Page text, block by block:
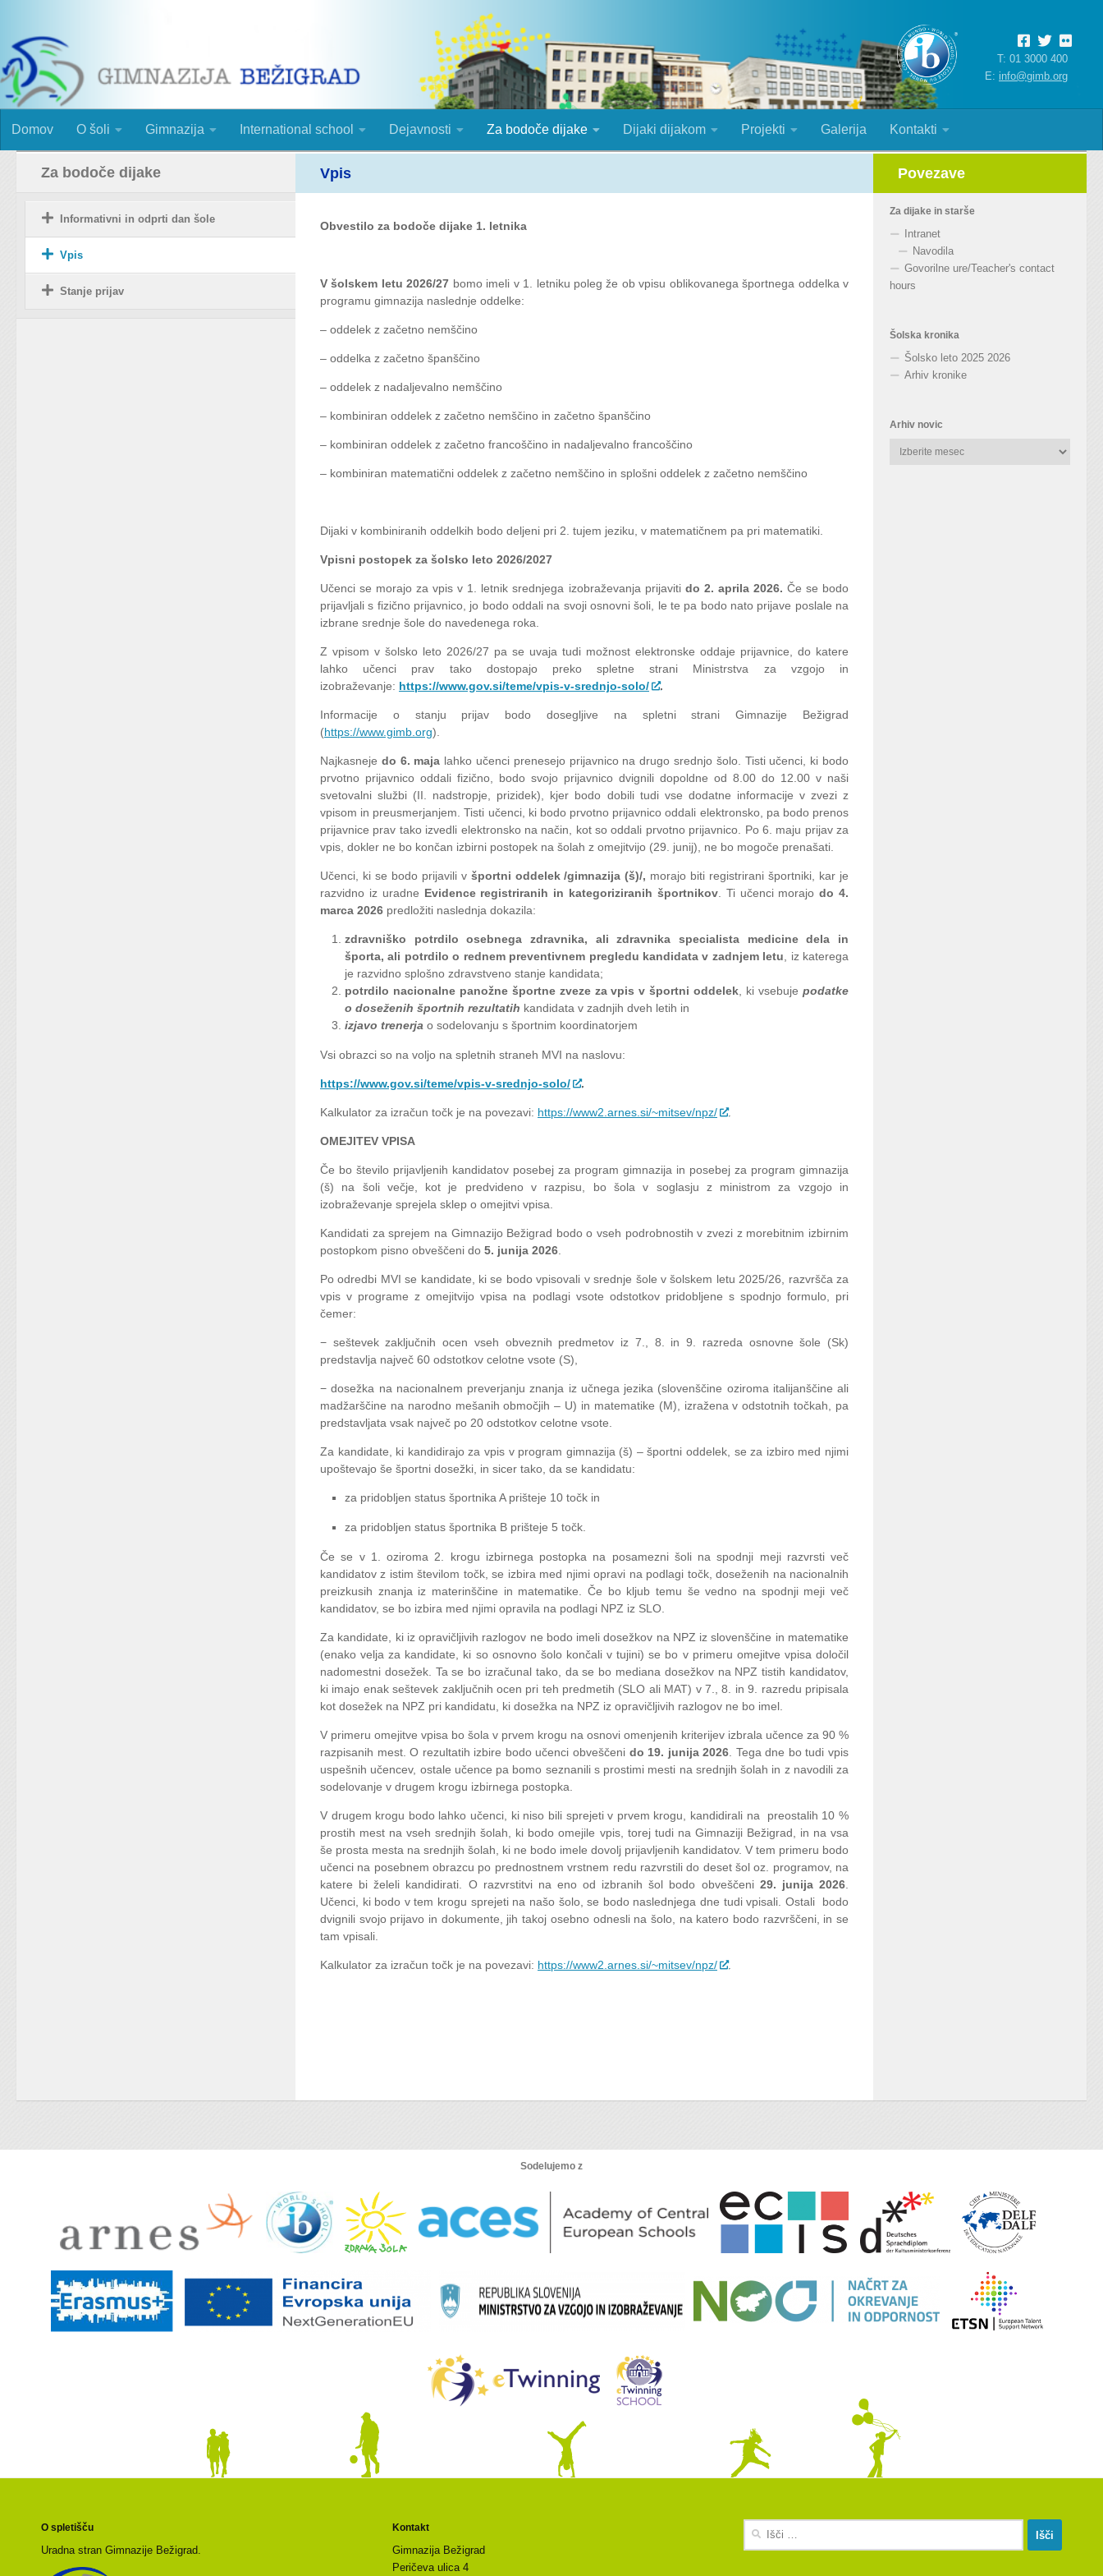
T: 01 3000 400
E: info@gimb.org
Domov O šoli Gimnazija International school Dejavnosti Za bodoče dijake Dijaki dijakom Projekti Galerija Kontakti
Vpis
Obvestilo za bodoče dijake 1. letnika
V šolskem letu 2026/27 bomo imeli v 1. letniku poleg že ob vpisu oblikovanega športnega oddelka v
programu gimnazija naslednje oddelke:
– oddelek z začetno nemščino
– oddelka z začetno španščino
– oddelek z nadaljevalno nemščino
– kombiniran oddelek z začetno nemščino in začetno španščino
– kombiniran oddelek z začetno francoščino in nadaljevalno francoščino
– kombiniran matematični oddelek z začetno nemščino in splošni oddelek z začetno nemščino
Dijaki v kombiniranih oddelkih bodo deljeni pri 2. tujem jeziku, v matematičnem pa pri matematiki.
Vpisni postopek za šolsko leto 2026/2027
Učenci se morajo za vpis v 1. letnik srednjega izobraževanja prijaviti do 2. aprila 2026. Če se bodo
prijavljali s fizično prijavnico, jo bodo oddali na svoji osnovni šoli, le te pa bodo nato prijave poslale na
izbrane srednje šole do navedenega roka.
Z vpisom v šolsko leto 2026/27 pa se uvaja tudi možnost elektronske oddaje prijavnice, do katere
lahko učenci prav tako dostopajo preko spletne strani Ministrstva za vzgojo in
izobraževanje: https://www.gov.si/teme/vpis-v-srednjo-solo/ .
Informacije o stanju prijav bodo dosegljive na spletni strani Gimnazije Bežigrad
(https://www.gimb.org).
Najkasneje do 6. maja lahko učenci prenesejo prijavnico na drugo srednjo šolo. Tisti učenci, ki bodo
prvotno prijavnico oddali fizično, bodo svojo prijavnico dvignili dopoldne od 8.00 do 12.00 v naši
svetovalni službi (II. nadstropje, prizidek), kjer bodo dobili tudi vse dodatne informacije v zvezi z
vpisom in preusmerjanjem. Tisti učenci, ki bodo prvotno prijavnico oddali elektronsko, pa bodo prenos
prijavnice prav tako izvedli elektronsko na način, kot so oddali prvotno prijavnico. Po 6. maju prijav za
vpis, dokler ne bo končan izbirni postopek na šolah z omejitvijo (29. junij), ne bo mogoče prenašati.
Učenci, ki se bodo prijavili v športni oddelek /gimnazija (š)/, morajo biti registrirani športniki, kar je
razvidno iz uradne Evidence registriranih in kategoriziranih športnikov. Ti učenci morajodo 4.
marca 2026 predložiti naslednja dokazila:
zdravniško potrdilo osebnega zdravnika, ali zdravnika specialista medicine dela in
športa, ali potrdilo o rednem preventivnem pregledu kandidata v zadnjem letu , iz katerega
je razvidno splošno zdravstveno stanje kandidata;
potrdilo nacionalne panožne športne zveze za vpis v športni oddelek , ki vsebuje podatke
o doseženih športnih rezultatih kandidata v zadnjih dveh letih in
izjavo trenerja o sodelovanju s športnim koordinatorjem
Vsi obrazci so na voljo na spletnih straneh MVI na naslovu:
https://www.gov.si/teme/vpis-v-srednjo-solo/ .
Kalkulator za izračun točk je na povezavi: https://www2.arnes.si/~mitsev/npz/ .
OMEJITEV VPISA
Če bo število prijavljenih kandidatov posebej za program gimnazija in posebej za program gimnazija
(š) na šoli večje, kot je predvideno v razpisu, bo šola v soglasju z ministrom za vzgojo in
izobraževanje sprejela sklep o omejitvi vpisa.
Kandidati za sprejem na Gimnazijo Bežigrad bodo o vseh podrobnostih v zvezi z morebitnim izbirnim
postopkom pisno obveščeni do 5. junija 2026
Po odredbi MVI se kandidate, ki se bodo vpisovali v srednje šole v šolskem letu 2025/26, razvršča za
vpis v programe z omejitvijo vpisa na podlagi vsote odstotkov pridobljene s spodnjo formulo, pri
čemer:
− seštevek zaključnih ocen vseh obveznih predmetov iz 7., 8. in 9. razreda osnovne šole (Sk)
predstavlja največ 60 odstotkov celotne vsote (S),
− dosežka na nacionalnem preverjanju znanja iz učnega jezika (slovenščine oziroma italijanščine ali
madžarščine na narodno mešanih območjih – U) in matematike (M), izražena v odstotnih točkah, pa
predstavljata vsak največ po 20 odstotkov celotne vsote.
Za kandidate, ki kandidirajo za vpis v program gimnazija (š) – športni oddelek, se za izbiro med njimi
upoštevajo še športni dosežki, in sicer tako, da se kandidatu:
za pridobljen status športnika A prišteje 10 točk in
za pridobljen status športnika B prišteje 5 točk.
Če se v 1. oziroma 2. krogu izbirnega postopka na posamezni šoli na spodnji meji razvrsti več
kandidatov z istim številom točk, se izbira med njimi opravi na podlagi točk, doseženih na nacionalnih
preizkusih znanja iz materinščine in matematike. Če bo kljub temu še vedno na spodnji meji več
kandidatov, se bo izbira med njimi opravila na podlagi NPZ iz SLO.
Za kandidate, ki iz opravičljivih razlogov ne bodo imeli dosežkov na NPZ iz slovenščine in matematike
(enako velja za kandidate, ki so osnovno šolo končali v tujini) se bo v primeru omejitve vpisa določil
nadomestni dosežek. Ta se bo izračunal tako, da se bo mediana dosežkov na NPZ tistih kandidatov,
ki imajo enak seštevek zaključnih ocen pri teh predmetih (SLO ali MAT) v 7., 8. in 9. razredu pripisala
kot dosežek na NPZ pri kandidatu, ki dosežka na NPZ iz opravičljivih razlogov ne bo imel.
V primeru omejitve vpisa bo šola v prvem krogu na osnovi omenjenih kriterijev izbrala učence za 90 %
razpisanih mest. O rezultatih izbire bodo učenci obveščeni do 19. junija 2026 . Tega dne bo tudi vpis
uspešnih učencev, ostale učence pa bomo seznanili s prostimi mesti na srednjih šolah in z navodili za
sodelovanje v drugem krogu izbirnega postopka.
V drugem krogu bodo lahko učenci, ki niso bili sprejeti v prvem krogu, kandidirali na preostalih 10 %
prostih mest na vseh srednjih šolah, ki bodo omejile vpis, torej tudi na Gimnaziji Bežigrad, in na vsa
še prosta mesta na srednjih šolah, ki ne bodo imele dovolj prijavljenih kandidatov. V tem primeru bodo
učenci na posebnem obrazcu po prednostnem vrstnem redu razvrstili do deset šol oz. programov, na
katere bi želeli kandidi­rati. O razvrstitvi na eno od izbranih šol bodo obveščeni 29. junija 2026
Učenci, ki bodo v tem krogu sprejeti na našo šolo, se bodo naslednjega dne tudi vpisali. Ostali bodo
dvignili svojo prijavo in dokumente, jih takoj osebno odnesli na šolo, na katero bodo razvrščeni, in se
tam vpisali.
Kalkulator za izračun točk je na povezavi: https://www2.arnes.si/~mitsev/npz/ .
Za bodoče dijake
Informativni in odprti dan šole
Vpis
Stanje prijav
Povezave
Za dijake in starše
Intranet
Navodila
Govorilne ure/Teacher's contact
hours
Šolska kronika
Šolsko leto 2025 2026
Arhiv kronike
Arhiv novic
Arhiv
Sodelujemo z
O spletišču
Uradna stran Gimnazije Bežigrad.
Kontakt
Gimnazija Bežigrad
Peričeva ulica 4
Išči: